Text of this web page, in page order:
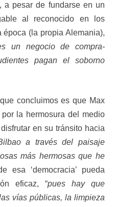
a pesar de fundarse en un
al reconocido en los
(la propia Alemania),
un negocio de compra-
pagan el soborno
concluimos es que Max
la hermosura del medio
en su tránsito hacia
a través del paisaje
más hermosas que he
esa ‘democracia’ pueda
eficaz, “pues hay que
vías públicas, la limpieza